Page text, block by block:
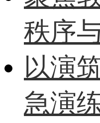
秩序
以演
急演